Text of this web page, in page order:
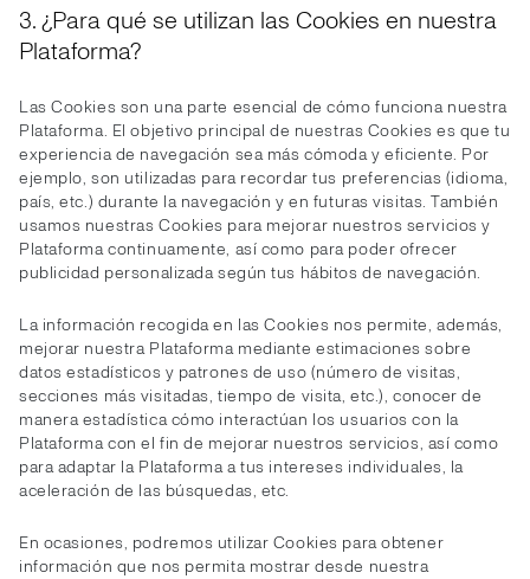
3. ¿Para qué se utilizan las Cookies en nuestra
Plataforma?
Las Cookies son una parte esencial de cómo funciona nuestra
Plataforma. El objetivo principal de nuestras Cookies es que tu
experiencia de navegación sea más cómoda y eficiente. Por
ejemplo, son utilizadas para recordar tus preferencias (idioma,
país, etc.) durante la navegación y en futuras visitas. También
usamos nuestras Cookies para mejorar nuestros servicios y
Plataforma continuamente, así como para poder ofrecer
publicidad personalizada según tus hábitos de navegación.
La información recogida en las Cookies nos permite, además,
mejorar nuestra Plataforma mediante estimaciones sobre
datos estadísticos y patrones de uso (número de visitas,
secciones más visitadas, tiempo de visita, etc.), conocer de
manera estadística cómo interactúan los usuarios con la
Plataforma con el fin de mejorar nuestros servicios, así como
para adaptar la Plataforma a tus intereses individuales, la
aceleración de las búsquedas, etc.
En ocasiones, podremos utilizar Cookies para obtener
información que nos permita mostrar desde nuestra